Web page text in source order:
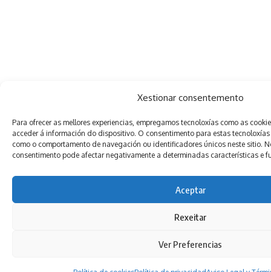
Xestionar consentemento
Para ofrecer as mellores experiencias, empregamos tecnoloxías como as
acceder á información do dispositivo. O consentimento para estas
como o comportamento de navegación ou identificadores únicos neste sitio.
consentimento pode afectar negativamente a determinadas características e
Aceptar
Rexeitar
Ver Preferencias